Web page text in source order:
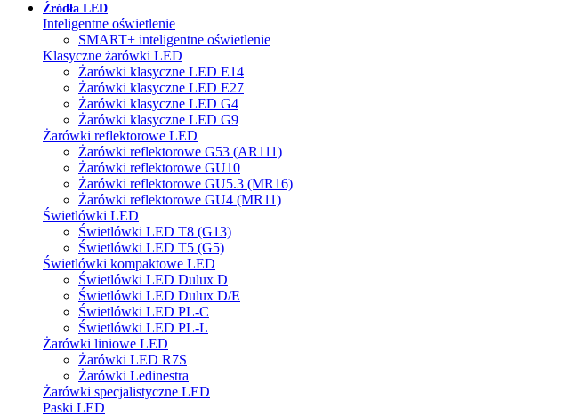
Źródła LED
Inteligentne oświetlenie
SMART+ inteligentne oświetlenie
Klasyczne żarówki LED
Żarówki klasyczne LED E14
Żarówki klasyczne LED E27
Żarówki klasyczne LED G4
Żarówki klasyczne LED G9
Żarówki reflektorowe LED
Żarówki reflektorowe G53 (AR111)
Żarówki reflektorowe GU10
Żarówki reflektorowe GU5.3 (MR16)
Żarówki reflektorowe GU4 (MR11)
Świetlówki LED
Świetlówki LED T8 (G13)
Świetlówki LED T5 (G5)
Świetlówki kompaktowe LED
Świetlówki LED Dulux D
Świetlówki LED Dulux D/E
Świetlówki LED PL-C
Świetlówki LED PL-L
Żarówki liniowe LED
Żarówki LED R7S
Żarówki Ledinestra
Żarówki specjalistyczne LED
Paski LED